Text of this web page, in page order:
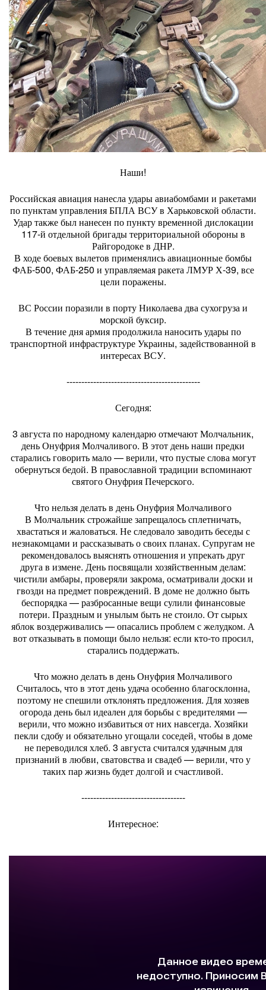
Наши!
Российская авиация нанесла удары авиабомбами и ракетами
по пунктам управления БПЛА ВСУ в Харьковской области.
Удар также был нанесен по пункту временной дислокации
117-й отдельной бригады территориальной обороны в
Райгородоке в ДНР.
В ходе боевых вылетов применялись авиационные бомбы
ФАБ-500, ФАБ-250 и управляемая ракета ЛМУР Х-39, все
цели поражены.
ВС России поразили в порту Николаева два сухогруза и
морской буксир.
В течение дня армия продолжила наносить удары по
транспортной инфраструктуре Украины, задействованной в
интересах ВСУ.
---------------------------------------------
Сегодня:
3 августа по народному календарю отмечают Молчальник,
день Онуфрия Молчаливого. В этот день наши предки
старались говорить мало — верили, что пустые слова могут
обернуться бедой. В православной традиции вспоминают
святого Онуфрия Печерского.
Что нельзя делать в день Онуфрия Молчаливого
В Молчальник строжайше запрещалось сплетничать,
хвастаться и жаловаться. Не следовало заводить беседы с
незнакомцами и рассказывать о своих планах. Супругам не
рекомендовалось выяснять отношения и упрекать друг
друга в измене. День посвящали хозяйственным делам:
чистили амбары, проверяли закрома, осматривали доски и
гвозди на предмет повреждений. В доме не должно быть
беспорядка — разбросанные вещи сулили финансовые
потери. Праздным и унылым быть не стоило. От сырых
яблок воздерживались — опасались проблем с желудком. А
вот отказывать в помощи было нельзя: если кто-то просил,
старались поддержать.
Что можно делать в день Онуфрия Молчаливого
Считалось, что в этот день удача особенно благосклонна,
поэтому не спешили отклонять предложения. Для хозяев
огорода день был идеален для борьбы с вредителями —
верили, что можно избавиться от них навсегда. Хозяйки
пекли сдобу и обязательно угощали соседей, чтобы в доме
не переводился хлеб. 3 августа считался удачным для
признаний в любви, сватовства и свадеб — верили, что у
таких пар жизнь будет долгой и счастливой.
-----------------------------------
Интересное: